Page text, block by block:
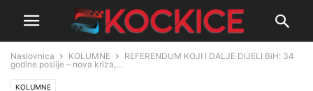
Naslovnica KOLUMNE
REFERENDUM KOJI I DALJE DIJELI BiH: 34
godine poslije – nova kriza,...
KOLUMNE